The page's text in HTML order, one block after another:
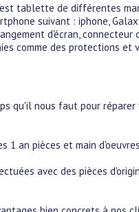
tablette de différentes
suivant : iphone,
d'écran,
comme des protections et
qu'il nous faut pour
1 an pièces et main d'oeuvres
avec des pièces